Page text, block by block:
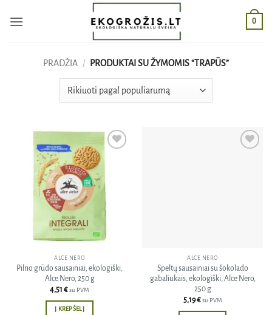
0
PRADŽIA / PRODUKTAI SU ŽYMOMIS “TRAPŪS”
ALCE NERO
Pilno grūdo sausainiai, ekologiški,
Alce Nero, 250 g
4,51 €su PVM
Į KREPŠELĮ
ALCE NERO
Speltų sausainiai su šokolado
gabaliukais, ekologiški, Alce Nero,
250 g
5,19€ su PVM